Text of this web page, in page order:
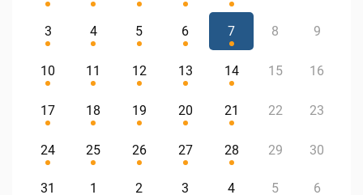
3 4 5 6 7 8 9
10 11 12 13 14 15 16
17 18 19 20 21 22 23
24 25 26 27 28 29 30
31 1 2 3 4 5 6